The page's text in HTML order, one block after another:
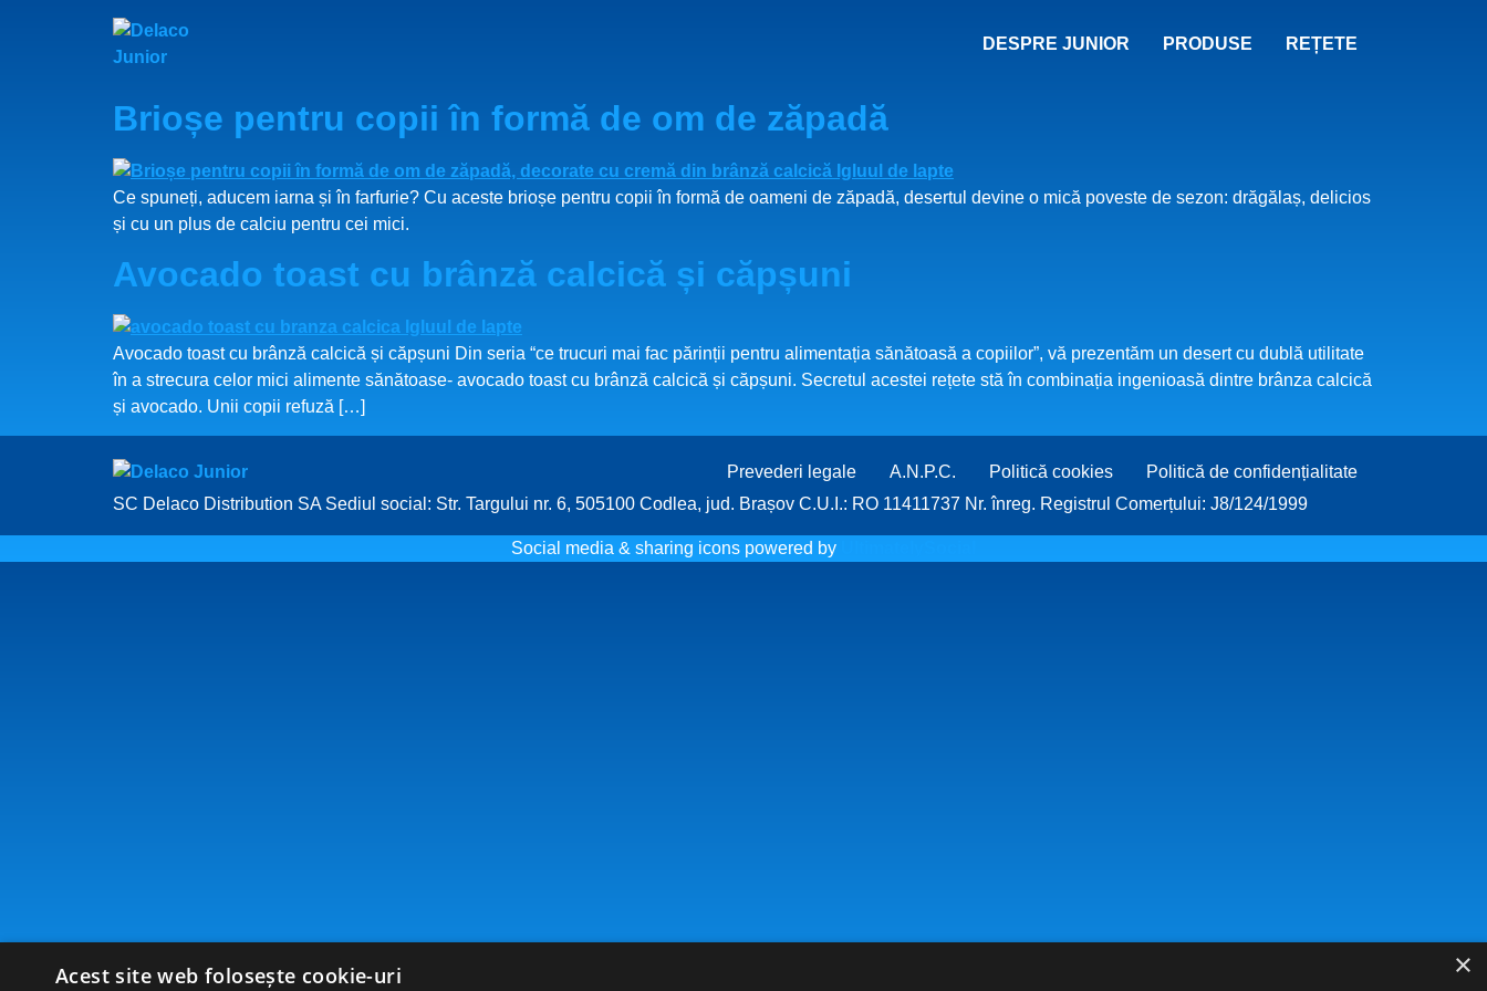
DESPRE JUNIOR PRODUSE REȚETE
Brioșe pentru copii în formă de om de zăpadă
Ce spuneți, aducem iarna și în farfurie? Cu aceste brioșe pentru copii în formă de oameni de zăpadă, desertul devine o mică poveste de sezon: drăgălaș, delicios
și cu un plus de calciu pentru cei mici.
Avocado toast cu brânză calcică și căpșuni
Avocado toast cu brânză calcică și căpșuni Din seria “ce trucuri mai fac părinții pentru alimentația sănătoasă a copiilor”, vă prezentăm un desert cu dublă utilitate
în a strecura celor mici alimente sănătoase- avocado toast cu brânză calcică și căpșuni. Secretul acestei rețete stă în combinația ingenioasă dintre brânza calcică
și avocado. Unii copii refuză […]
Prevederi legale A.N.P.C. Politică cookies
Politică de confidențialitate
SC Delaco Distribution SA Sediul social: Str. Targului nr. 6, 505100 Codlea, jud. Brașov C.U.I.: RO 11411737 Nr. înreg. Registrul Comerțului: J8/124/1999
Social media & sharing icons powered by
×
Acest site web folosește cookie-uri